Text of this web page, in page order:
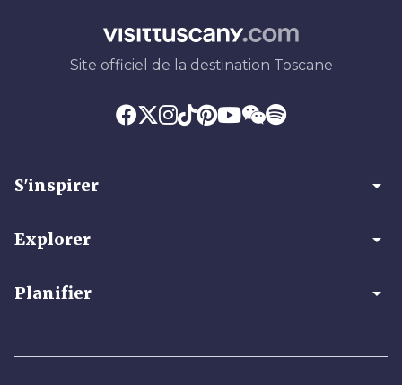
Site officiel de la destination Toscane
S'inspirer arrow_drop_down
Explorer arrow_drop_down
Planifier arrow_drop_down